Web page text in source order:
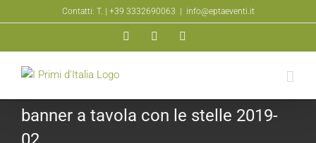
al
Contatti: T. | +39 3332690063 info@eptaeventi.it
FacebookYouTube
banner a tavola con le stelle 2019-